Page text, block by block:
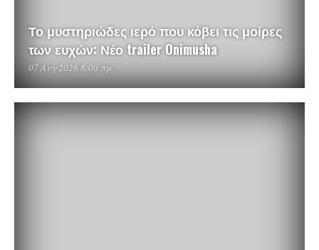
Το μυστηριώδες ιερό που κόβει τις μοίρες
των ευχών: Νέο trailer Onimusha
07 Αυγ 2026 8:00 πμ